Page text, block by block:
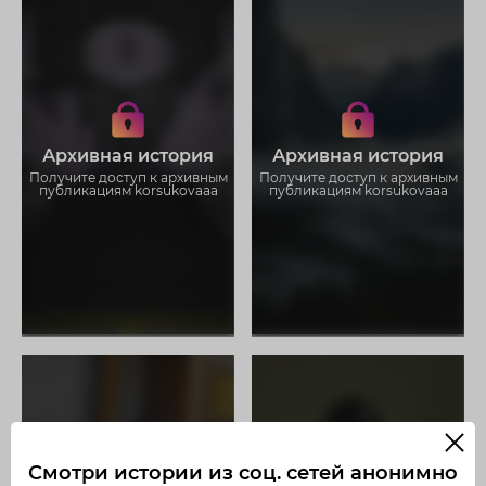
Архивная история
Получите доступ к архивным
публикациям korsukovaaa
Получите доступ к архивным
историям korsukovaaa
Не отвлекайтесь на рекламу
Загружайте истории без
ограничений
Архивная история
Получите доступ к архивным
публикациям korsukovaaa
Получите доступ к архивным
историям korsukovaaa
Не отвлекайтесь на рекламу
Загружайте истории без
ограничений
Смотри истории из соц. сетей анонимно